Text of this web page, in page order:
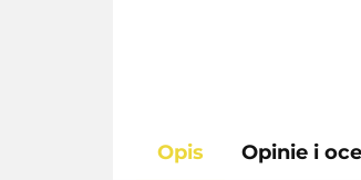
Opis Opinie i